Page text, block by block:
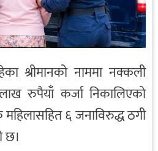
श्रीमानको नाममा नक्कली
रुपैयाँ कर्जा निकालिएको
६ जनाविरुद्ध ठगी
छ।